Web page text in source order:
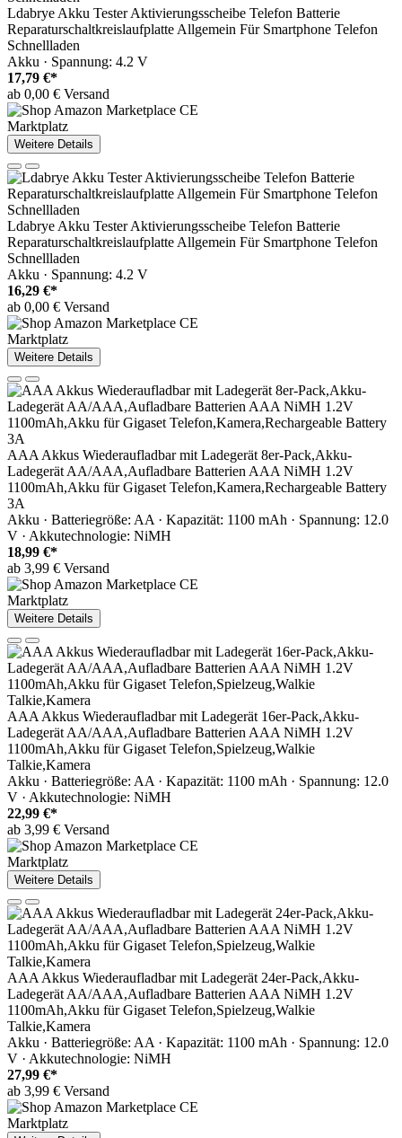
Ldabrye Akku Tester Aktivierungsscheibe Telefon Batterie
Reparaturschaltkreislaufplatte Allgemein Für Smartphone Telefon
Schnellladen
Akku · Spannung: 4.2 V
17,79 €*
ab 0,00 € Versand
Marktplatz
Weitere Details
Ldabrye Akku Tester Aktivierungsscheibe Telefon Batterie
Reparaturschaltkreislaufplatte Allgemein Für Smartphone Telefon
Schnellladen
Akku · Spannung: 4.2 V
16,29 €*
ab 0,00 € Versand
Marktplatz
Weitere Details
AAA Akkus Wiederaufladbar mit Ladegerät 8er-Pack,Akku-
Ladegerät AA/AAA,Aufladbare Batterien AAA NiMH 1.2V
1100mAh,Akku für Gigaset Telefon,Kamera,Rechargeable Battery
3A
Akku · Batteriegröße: AA · Kapazität: 1100 mAh · Spannung: 12.0
V · Akkutechnologie: NiMH
18,99 €*
ab 3,99 € Versand
Marktplatz
Weitere Details
AAA Akkus Wiederaufladbar mit Ladegerät 16er-Pack,Akku-
Ladegerät AA/AAA,Aufladbare Batterien AAA NiMH 1.2V
1100mAh,Akku für Gigaset Telefon,Spielzeug,Walkie
Talkie,Kamera
Akku · Batteriegröße: AA · Kapazität: 1100 mAh · Spannung: 12.0
V · Akkutechnologie: NiMH
22,99 €*
ab 3,99 € Versand
Marktplatz
Weitere Details
AAA Akkus Wiederaufladbar mit Ladegerät 24er-Pack,Akku-
Ladegerät AA/AAA,Aufladbare Batterien AAA NiMH 1.2V
1100mAh,Akku für Gigaset Telefon,Spielzeug,Walkie
Talkie,Kamera
Akku · Batteriegröße: AA · Kapazität: 1100 mAh · Spannung: 12.0
V · Akkutechnologie: NiMH
27,99 €*
ab 3,99 € Versand
Marktplatz